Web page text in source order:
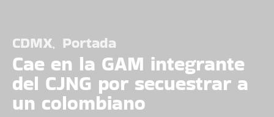
CDMX Portada
Cae en la GAM integrante
del CJNG por secuestrar a
un colombiano